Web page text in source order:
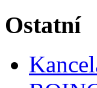
Ostatní